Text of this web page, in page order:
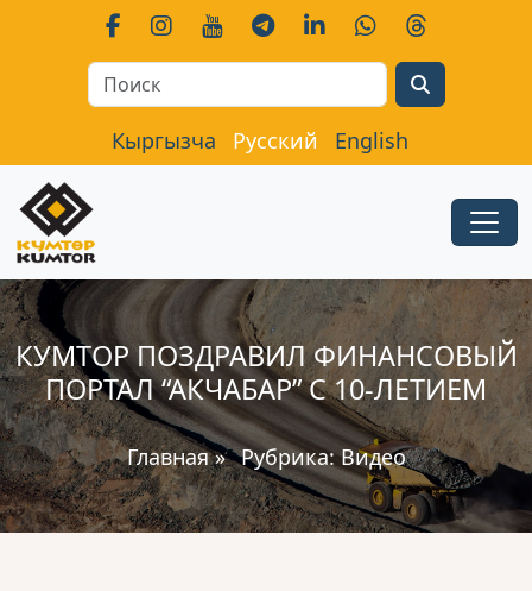
Кыргызча Русский English
КУМТОР ПОЗДРАВИЛ ФИНАНСОВЫЙ
ПОРТАЛ “АКЧАБАР” С 10-ЛЕТИЕМ
Главная» Рубрика:Видео